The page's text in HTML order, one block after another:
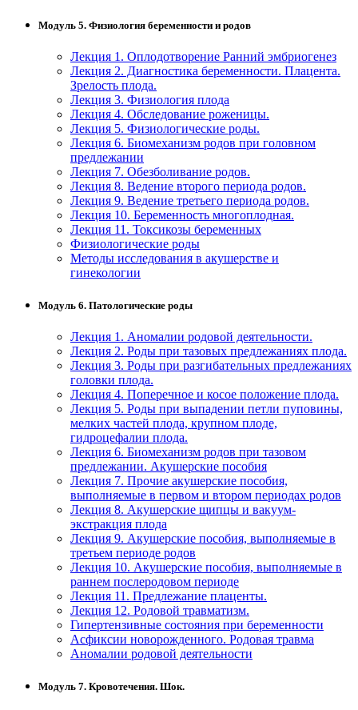
Модуль 5. Физиология беременности и родов
Лекция 1. Оплодотворение Ранний эмбриогенез
Лекция 2. Диагностика беременности. Плацента.
Зрелость плода.
Лекция 3. Физиология плода
Лекция 4. Обследование роженицы.
Лекция 5. Физиологические роды.
Лекция 6. Биомеханизм родов при головном
предлежании
Лекция 7. Обезболивание родов.
Лекция 8. Ведение второго периода родов.
Лекция 9. Ведение третьего периода родов.
Лекция 10. Беременность многоплодная.
Лекция 11. Токсикозы беременных
Физиологические роды
Методы исследования в акушерстве и
гинекологии
Модуль 6. Патологические роды
Лекция 1. Аномалии родовой деятельности.
Лекция 2. Роды при тазовых предлежаниях плода.
Лекция 3. Роды при разгибательных предлежаниях
головки плода.
Лекция 4. Поперечное и косое положение плода.
Лекция 5. Роды при выпадении петли пуповины,
мелких частей плода, крупном плоде,
гидроцефалии плода.
Лекция 6. Биомеханизм родов при тазовом
предлежании. Акушерские пособия
Лекция 7. Прочие акушерские пособия,
выполняемые в первом и втором периодах родов
Лекция 8. Акушерские щипцы и вакуум-
экстракция плода
Лекция 9. Акушерские пособия, выполняемые в
третьем периоде родов
Лекция 10. Акушерские пособия, выполняемые в
раннем послеродовом периоде
Лекция 11. Предлежание плаценты.
Лекция 12. Родовой травматизм.
Гипертензивные состояния при беременности
Асфиксии новорожденного. Родовая травма
Аномалии родовой деятельности
Модуль 7. Кровотечения. Шок.